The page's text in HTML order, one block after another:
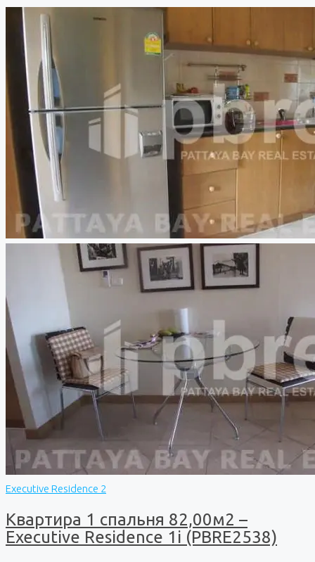
Executive Residence 2
Квартира 1 спальня 82,00м2 –
Executive Residence 1i (PBRE2538)